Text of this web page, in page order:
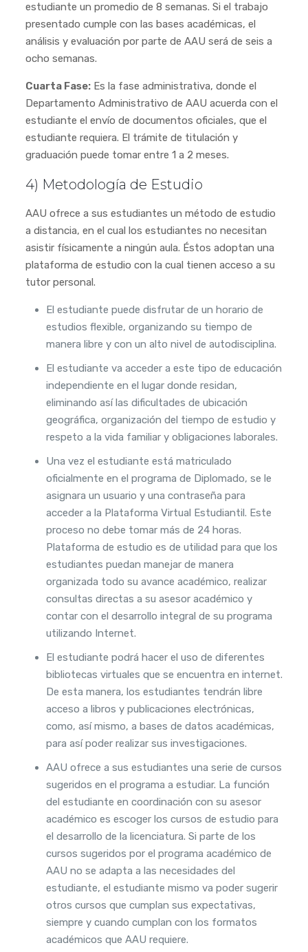
estudiante un promedio de 8 semanas. Si el trabajo
presentado cumple con las bases académicas, el
análisis y evaluación por parte de AAU será de seis a
ocho semanas.
Cuarta Fase:Es la fase administrativa, donde el
Departamento Administrativo de AAU acuerda con el
estudiante el envío de documentos oficiales, que el
estudiante requiera. El trámite de titulación y
graduación puede tomar entre 1 a 2 meses.
4) Metodología de Estudio
AAU ofrece a sus estudiantes un método de estudio
a distancia, en el cual los estudiantes no necesitan
asistir físicamente a ningún aula. Éstos adoptan una
plataforma de estudio con la cual tienen acceso a su
tutor personal.
El estudiante puede disfrutar de un horario de
estudios flexible, organizando su tiempo de
manera libre y con un alto nivel de autodisciplina.
El estudiante va acceder a este tipo de educación
independiente en el lugar donde residan,
eliminando así las dificultades de ubicación
geográfica, organización del tiempo de estudio y
respeto a la vida familiar y obligaciones laborales.
Una vez el estudiante está matriculado
oficialmente en el programa de Diplomado, se le
asignara un usuario y una contraseña para
acceder a la Plataforma Virtual Estudiantil. Este
proceso no debe tomar más de 24 horas.
Plataforma de estudio es de utilidad para que los
estudiantes puedan manejar de manera
organizada todo su avance académico, realizar
consultas directas a su asesor académico y
contar con el desarrollo integral de su programa
utilizando Internet.
El estudiante podrá hacer el uso de diferentes
bibliotecas virtuales que se encuentra en internet.
De esta manera, los estudiantes tendrán libre
acceso a libros y publicaciones electrónicas,
como, así mismo, a bases de datos académicas,
para así poder realizar sus investigaciones.
AAU ofrece a sus estudiantes una serie de cursos
sugeridos en el programa a estudiar. La función
del estudiante en coordinación con su asesor
académico es escoger los cursos de estudio para
el desarrollo de la licenciatura. Si parte de los
cursos sugeridos por el programa académico de
AAU no se adapta a las necesidades del
estudiante, el estudiante mismo va poder sugerir
otros cursos que cumplan sus expectativas,
siempre y cuando cumplan con los formatos
académicos que AAU requiere.